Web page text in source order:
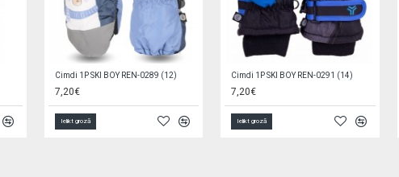
Cimdi 1P SKI GIRL (12) REN-0211
6,60€
Ielikt grozā
Cimdi 1P SKI GIRL (14) REN-0207
5,60€
Ielikt grozā